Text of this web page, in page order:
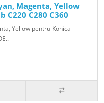
Magenta, Yellow
C280 C360
Yellow pentru Konica